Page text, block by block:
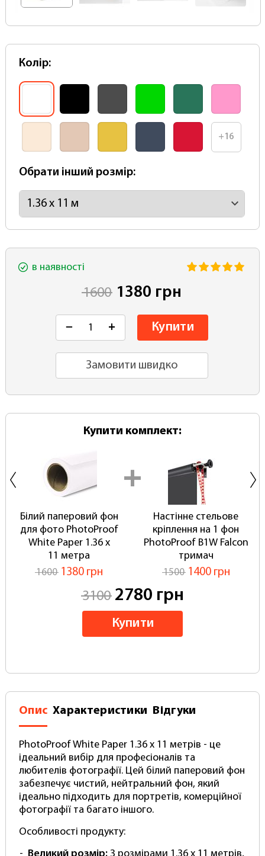
Колір:
+16
Обрати інший розмір:
в наявності
1600 1380 грн
− + Купити
Замовити швидко
Купити комплект:
Білий паперовий фон
для фото PhotoProof
White Paper 1.36 x
11 метра
1600 1380 грн
Настінне стельове
кріплення на 1 фон
PhotoProof B1W Falcon
тримач
1500 1400 грн
3100 2780 грн
Купити
Опис Характеристики Відгуки
PhotoProof White Paper 1.36 x 11 метрів - це
ідеальний вибір для професіоналів та
любителів фотографії. Цей білий паперовий фон
забезпечує чистий, нейтральний фон, який
ідеально підходить для портретів, комерційної
фотографії та багато іншого.
Особливості продукту: